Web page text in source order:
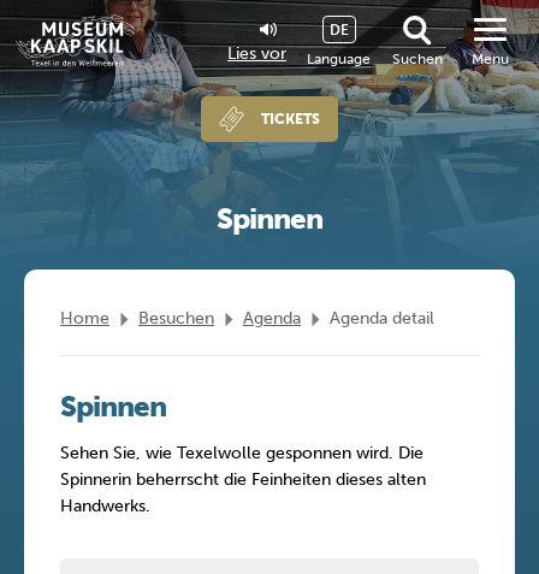
Lies vor Language
DE
Suchen
TICKETS
Menu
Spinnen
Home Besuchen Agenda Agenda detail
Spinnen
Sehen Sie, wie Texelwolle gesponnen wird. Die
Spinnerin beherrscht die Feinheiten dieses alten
Handwerks.